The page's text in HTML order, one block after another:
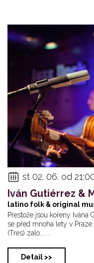
st 02. 06. od
Iván Gutiérrez &
latino folk & original
Přestože jsou kořeny Ivána
se před mnoha lety v
(Tres) zalo... ...
Detail >>